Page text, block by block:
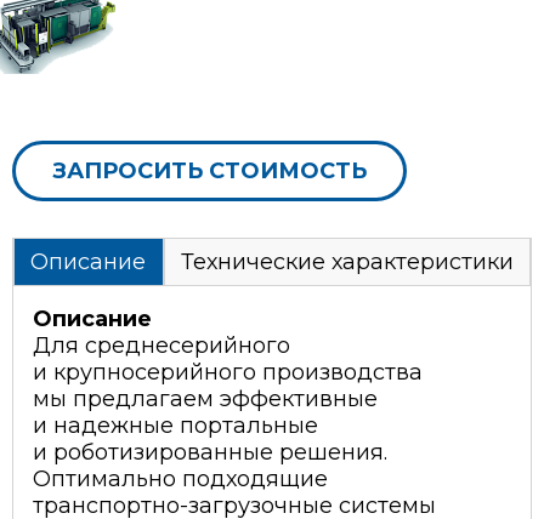
ЗАПРОСИТЬ СТОИМОСТЬ
Описание Технические характеристики
Описание
Для среднесерийного
и крупносерийного производства
мы предлагаем эффективные
и надежные портальные
и роботизированные решения.
Оптимально подходящие
транспортно-загрузочные системы